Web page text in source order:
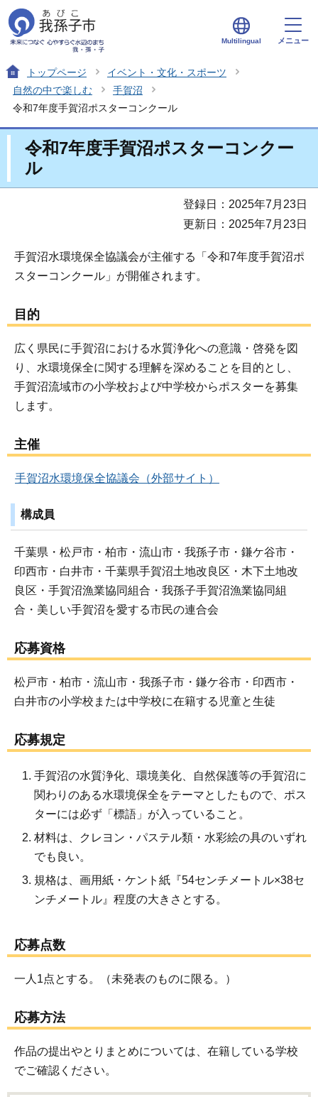
Multilingual メニュー
トップページ
イベント・文化・スポーツ
自然の中で楽しむ
手賀沼
令和7年度手賀沼ポスターコンクール
令和7年度手賀沼ポスターコンクー
ル
登録日：2025年7月23日
更新日：2025年7月23日
手賀沼水環境保全協議会が主催する「令和7年度手賀沼ポ
スターコンクール」が開催されます。
目的
広く県民に手賀沼における水質浄化への意識・啓発を図
り、水環境保全に関する理解を深めることを目的とし、
手賀沼流域市の小学校および中学校からポスターを募集
します。
主催
手賀沼水環境保全協議会（外部サイト）
構成員
千葉県・松戸市・柏市・流山市・我孫子市・鎌ケ谷市・
印西市・白井市・千葉県手賀沼土地改良区・木下土地改
良区・手賀沼漁業協同組合・我孫子手賀沼漁業協同組
合・美しい手賀沼を愛する市民の連合会
応募資格
松戸市・柏市・流山市・我孫子市・鎌ケ谷市・印西市・
白井市の小学校または中学校に在籍する児童と生徒
応募規定
手賀沼の水質浄化、環境美化、自然保護等の手賀沼に
関わりのある水環境保全をテーマとしたもので、ポス
ターには必ず「標語」が入っていること。
材料は、クレヨン・パステル類・水彩絵の具のいずれ
でも良い。
規格は、画用紙・ケント紙『54センチメートル×38セ
ンチメートル』程度の大きさとする。
応募点数
一人1点とする。（未発表のものに限る。）
応募方法
作品の提出やとりまとめについては、在籍している学校
でご確認ください。